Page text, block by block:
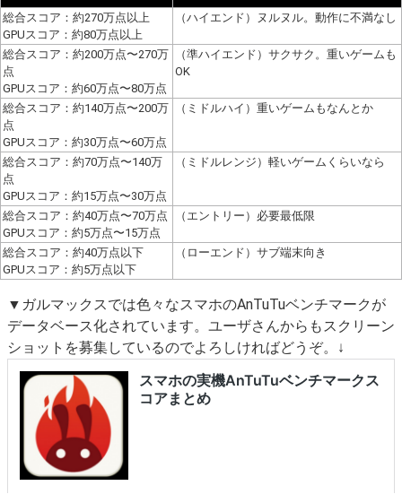
総合スコア：約270万点以上
GPUスコア：約80万点以上
（ハイエンド）ヌルヌル。動作に不満なし
総合スコア：約200万点〜270万
点
GPUスコア：約60万点〜80万点
（準ハイエンド）サクサク。重いゲームも
OK
総合スコア：約140万点〜200万
点
GPUスコア：約30万点〜60万点
（ミドルハイ）重いゲームもなんとか
総合スコア：約70万点〜140万
点
GPUスコア：約15万点〜30万点
（ミドルレンジ）軽いゲームくらいなら
総合スコア：約40万点〜70万点
GPUスコア：約5万点〜15万点
（エントリー）必要最低限
総合スコア：約40万点以下
GPUスコア：約5万点以下
（ローエンド）サブ端末向き
▼ガルマックスでは色々なスマホのAnTuTuベンチマークが
データベース化されています。ユーザさんからもスクリーン
ショットを募集しているのでよろしければどうぞ。↓